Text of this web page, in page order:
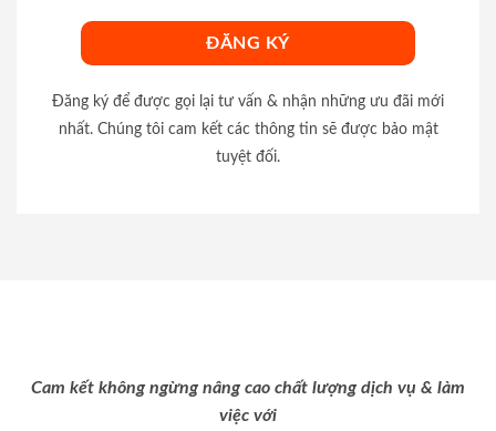
Đăng ký để được gọi lại tư vấn & nhận những ưu đãi mới
nhất. Chúng tôi cam kết các thông tin sẽ được bảo mật
tuyệt đối.
Cam kết không ngừng nâng cao chất lượng dịch vụ & làm
việc với